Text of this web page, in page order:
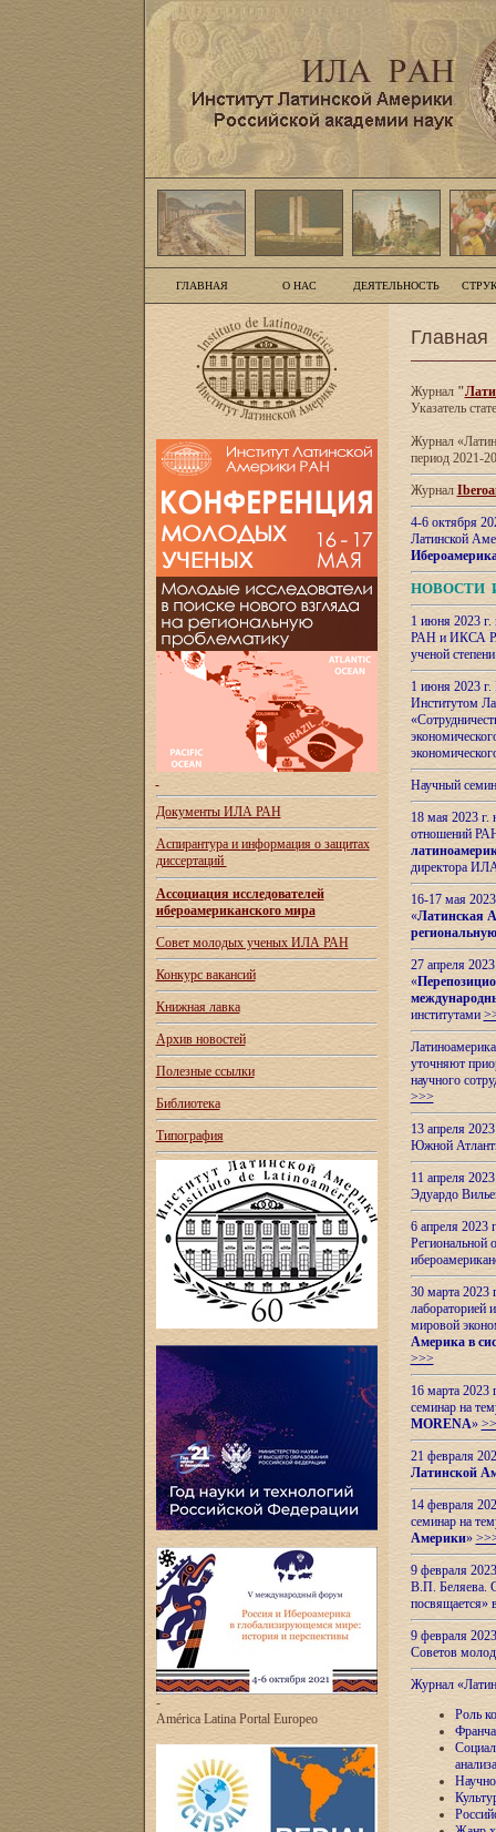
ГЛАВНАЯ О НАС ДЕЯТЕЛЬНОСТЬ
Документы ИЛА РАН
Аспирантура и информация о защитах
диссертаций
Ассоциация исследователей
ибероамериканского мира
Совет молодых ученых ИЛА РАН
Конкурс вакансий
Книжная лавка
Архив новостей
Полезные ссылки
Библиотека
Типография
-
América Latina Portal Europeo
Главная
Журнал"
Указатель
Журнал
период 2021-
Журнал
4-6 октября
Латинской
НОВОСТИ
1 июня 2023
РАН и ИКСА
ученой
1 июня 2023
Институтом
Научный
18 мая 2023
отношений
директора
16-17 мая
«Латинская
27 апреля
«
институтами
уточняют
научного
>>>
13 апреля
Южной
11 апреля
Эдуардо
6 апреля
Региональной
30 марта 2023
лабораторией
мировой
Америка в
>>>
16 марта 2023
семинар на
MORENA»
21 февраля
Латинской
14 февраля
семинар на
Америки»
9 февраля
В.П. Беляева.
посвящается»
9 февраля
Советов
Журнал
Роль
анализа